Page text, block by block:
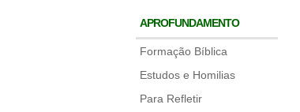
APROFUNDAMENTO
Formação Bíblica
Estudos e Homilias
Para Refletir